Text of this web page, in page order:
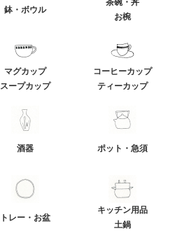
鉢・ボウル
茶碗・丼
お椀
マグカップ
スープカップ
コーヒーカップ
ティーカップ
酒器 ポット・急須
トレー・お盆
キッチン用品
土鍋